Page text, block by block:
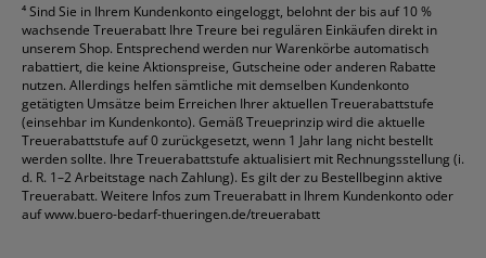
⁴Sind Sie in Ihrem Kundenkonto eingeloggt, belohnt der bis auf 10 %
wachsende Treuerabatt Ihre Treure bei regulären Einkäufen direkt in
unserem Shop. Entsprechend werden nur Warenkörbe automatisch
rabattiert, die keine Aktionspreise, Gutscheine oder anderen Rabatte
nutzen. Allerdings helfen sämtliche mit demselben Kundenkonto
getätigten Umsätze beim Erreichen Ihrer aktuellen Treuerabattstufe
(einsehbar im Kundenkonto). Gemäß Treueprinzip wird die aktuelle
Treuerabattstufe auf 0 zurückgesetzt, wenn 1 Jahr lang nicht bestellt
werden sollte. Ihre Treuerabattstufe aktualisiert mit Rechnungsstellung (i.
d. R. 1–2 Arbeitstage nach Zahlung). Es gilt der zu Bestellbeginn aktive
Treuerabatt. Weitere Infos zum Treuerabatt in Ihrem Kundenkonto oder
aufwww.buero-bedarf-thueringen.de/treuerabatt